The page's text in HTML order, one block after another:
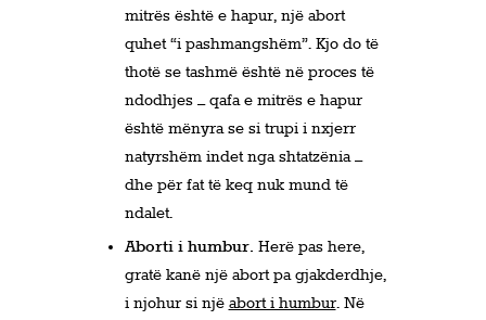
mitrës është e hapur, një abort
quhet “i pashmangshëm”. Kjo do të
thotë se tashmë është në proces të
ndodhjes – qafa e mitrës e hapur
është mënyra se si trupi i nxjerr
natyrshëm indet nga shtatzënia –
dhe për fat të keq nuk mund të
ndalet.
Aborti i humbur. Herë pas here,
gratë kanë një abort pa gjakderdhje,
i njohur si një abort i humbur. Në